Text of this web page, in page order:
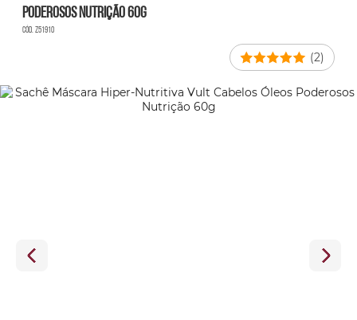
Poderosos Nutrição 60g
Cód. Z51910
(2)